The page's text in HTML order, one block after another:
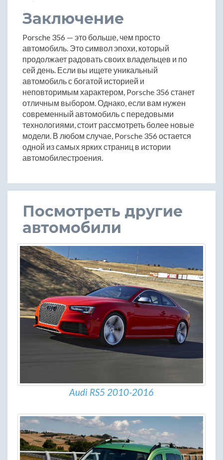
Заключение
Porsche 356 — это больше, чем просто
автомобиль. Это символ эпохи, который
продолжает радовать своих владельцев и по
сей день. Если вы ищете уникальный
автомобиль с богатой историей и
неповторимым характером, Porsche 356 станет
отличным выбором. Однако, если вам нужен
современный автомобиль с передовыми
технологиями, стоит рассмотреть более новые
модели. В любом случае, Porsche 356 остается
одной из самых ярких страниц в истории
автомобилестроения.
Посмотреть другие
автомобили
Audi RS5 2010-2016